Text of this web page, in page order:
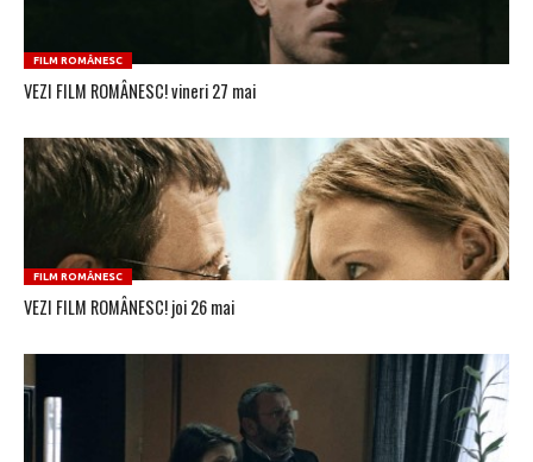
FILM ROMÂNESC
VEZI FILM ROMÂNESC! vineri 27 mai
FILM ROMÂNESC
VEZI FILM ROMÂNESC! joi 26 mai